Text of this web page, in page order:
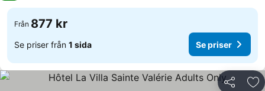
Från 877 kr
Se priser från 1 sida Se priser
Dela